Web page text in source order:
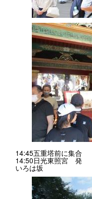
14:45五重塔前に集合
14:50日光東照宮 発
いろは坂